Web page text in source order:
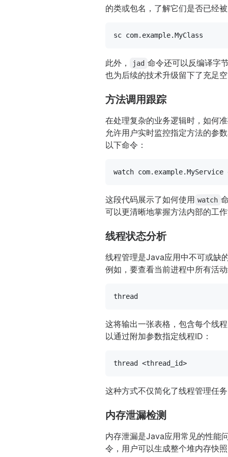
的类或包名，了解它们是否已经
此外， jad 命令还可以反编译字
也为后续的技术升级留下了充足
方法调用跟踪
在处理复杂的业务逻辑时，如何
允许用户实时监控指定方法的参
以下命令：
watch
这段代码展示了如何使用 watch
可以更清晰地掌握方法内部的工
线程状态分析
线程管理是Java应用中不可或缺
例如，要查看当前进程中所有活
这将输出一张表格，包含每个线
以通过附加参数指定线程ID：
这种方式不仅简化了线程管理任
内存泄漏检测
内存泄漏是Java应用常见的性能
令，用户可以生成整个堆内存快